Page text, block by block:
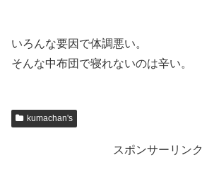
いろんな要因で体調悪い。
そんな中布団で寝れないのは辛い。
kumachan's
スポンサーリンク